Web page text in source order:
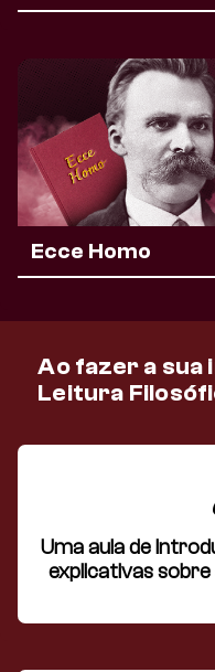
Ecce Homo
Ao fazer a sua
Leitura
Uma aula de
explicativas